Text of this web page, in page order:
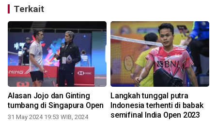
Terkait
Alasan Jojo dan Ginting
tumbang di Singapura Open
31 May 2024 19:53 WIB, 2024
Langkah tunggal putra
Indonesia terhenti di babak
semifinal India Open 2023